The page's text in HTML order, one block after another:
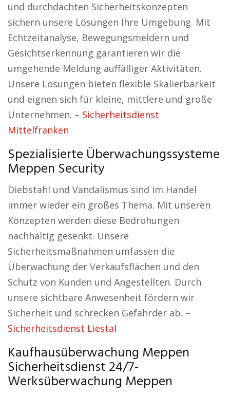
und durchdachten Sicherheitskonzepten
sichern unsere Lösungen Ihre Umgebung. Mit
Echtzeitanalyse, Bewegungsmeldern und
Gesichtserkennung garantieren wir die
umgehende Meldung auffälliger Aktivitäten.
Unsere Lösungen bieten flexible Skalierbarkeit
und eignen sich für kleine, mittlere und große
Unternehmen. – Sicherheitsdienst
Mittelfranken
Spezialisierte Überwachungssysteme
Meppen Security
Diebstahl und Vandalismus sind im Handel
immer wieder ein großes Thema. Mit unseren
Konzepten werden diese Bedrohungen
nachhaltig gesenkt. Unsere
Sicherheitsmaßnahmen umfassen die
Überwachung der Verkaufsflächen und den
Schutz von Kunden und Angestellten. Durch
unsere sichtbare Anwesenheit fördern wir
Sicherheit und schrecken Gefährder ab. –
Sicherheitsdienst Liestal
Kaufhausüberwachung Meppen
Sicherheitsdienst 24/7-
Werksüberwachung Meppen